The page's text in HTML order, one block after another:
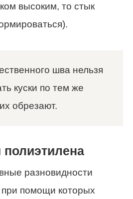
высоким, то стык
шва нельзя
куски по тем же
обрезают.
разновидности
помощи которых